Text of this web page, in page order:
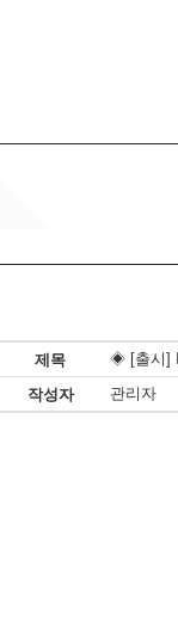
제목
◈ [출시]
작성자
관리자